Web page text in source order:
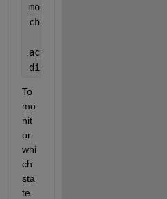
model
chart
activeStates
disp(activeStates.Name);
mo
nit
or
whi
ch
sta
te